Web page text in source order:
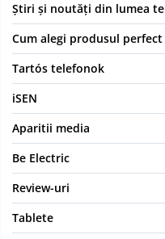
Știri și noutăți din lumea
Cum alegi produsul
Tartós telefonok
iSEN
Aparitii media
Be Electric
Review-uri
Tablete